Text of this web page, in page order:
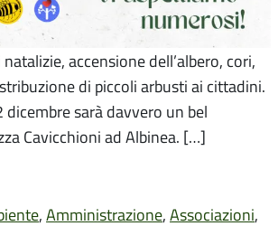
accensione dell’albero, cori,
di piccoli arbusti ai cittadini.
dicembre sarà davvero un bel
Cavicchioni ad Albinea. […]
, Amministrazione, Associazioni,